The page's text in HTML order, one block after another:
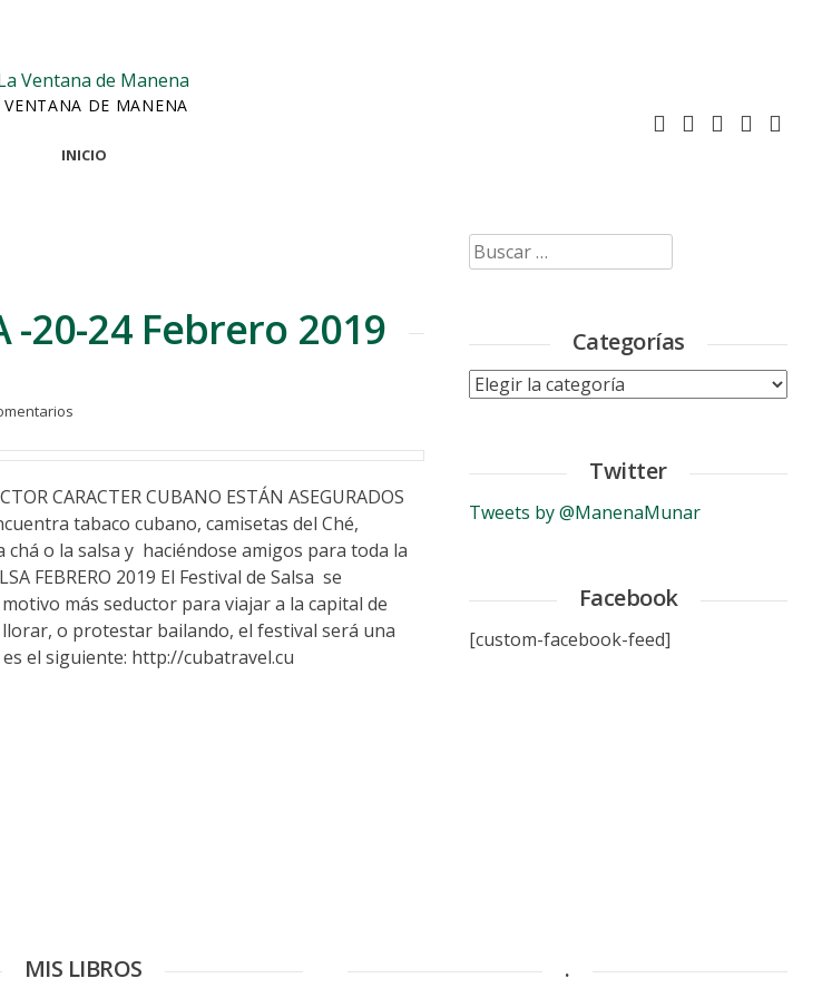
VENTANA DE MANENA
INICIO
-20-24 Febrero 2019
CARACTER CUBANO ESTÁN ASEGURADOS
tabaco cubano, camisetas del Ché,
o la salsa y haciéndose amigos para toda la
FEBRERO 2019 El Festival de Salsa se
más seductor para viajar a la capital de
o protestar bailando, el festival será una
el siguiente: http://cubatravel.cu
Buscar:
Categorías
Categorías
Twitter
Tweets by @ManenaMunar
Facebook
[custom-facebook-feed]
MIS LIBROS .